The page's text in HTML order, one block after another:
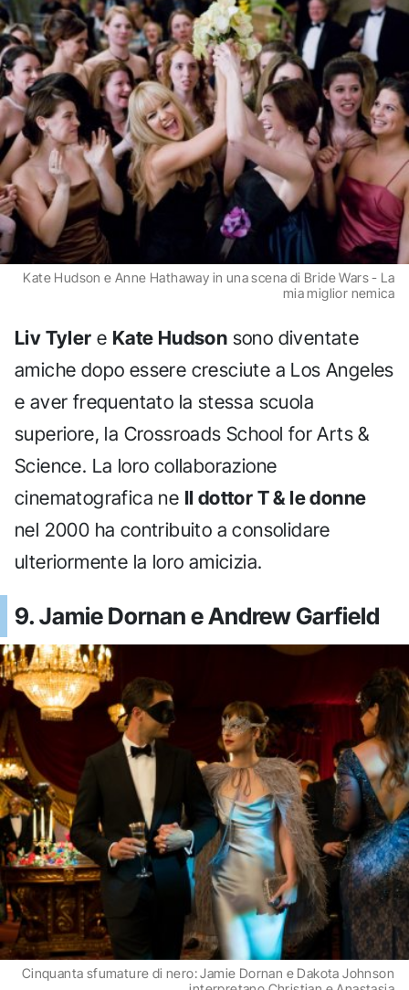
Kate Hudson e Anne Hathaway in una scena di Bride Wars - La
mia miglior nemica
Liv Tyler e Kate Hudson sono diventate
amiche dopo essere cresciute a Los Angeles
e aver frequentato la stessa scuola
superiore, la Crossroads School for Arts &
Science. La loro collaborazione
cinematografica ne Il dottor T & le donne
nel 2000 ha contribuito a consolidare
ulteriormente la loro amicizia.
9. Jamie Dornan e Andrew Garfield
Cinquanta sfumature di nero: Jamie Dornan e Dakota Johnson